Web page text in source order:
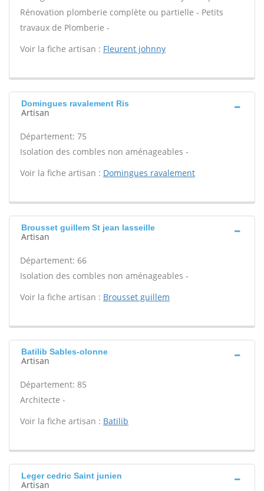
Rénovation plomberie complète ou partielle - Petits
travaux de Plomberie -
Voir la fiche artisan : Fleurent johnny
Domingues ravalement Ris
Artisan
Département: 75
Isolation des combles non aménageables -
Voir la fiche artisan : Domingues ravalement
Brousset guillem St jean lasseille
Artisan
Département: 66
Isolation des combles non aménageables -
Voir la fiche artisan : Brousset guillem
Batilib Sables-olonne
Artisan
Département: 85
Architecte -
Voir la fiche artisan : Batilib
Leger cedric Saint junien
Artisan